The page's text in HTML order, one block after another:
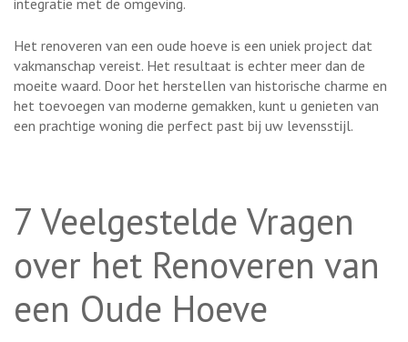
integratie met de omgeving.
Het renoveren van een oude hoeve is een uniek project dat
vakmanschap vereist. Het resultaat is echter meer dan de
moeite waard. Door het herstellen van historische charme en
het toevoegen van moderne gemakken, kunt u genieten van
een prachtige woning die perfect past bij uw levensstijl.
7 Veelgestelde Vragen
over het Renoveren van
een Oude Hoeve